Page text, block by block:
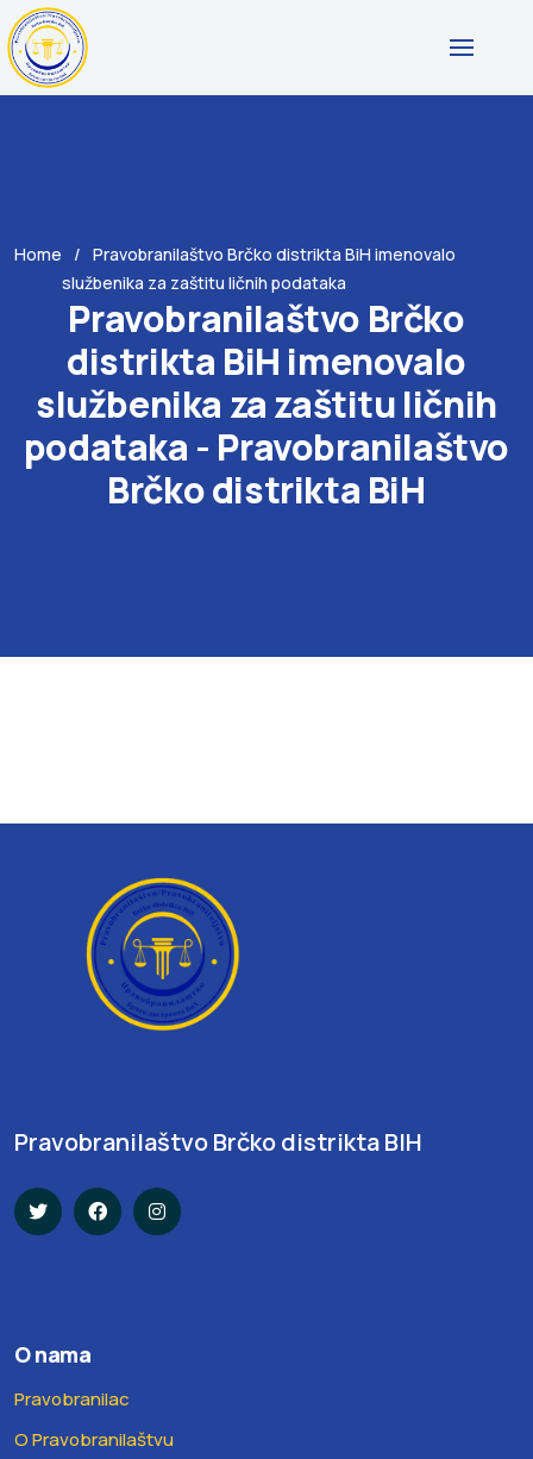
Home
Pravobranilaštvo Brčko distrikta BiH imenovalo
službenika za zaštitu ličnih podataka
Pravobranilaštvo Brčko
distrikta BiH imenovalo
službenika za zaštitu ličnih
podataka - Pravobranilaštvo
Brčko distrikta BiH
Pravobranilaštvo Brčko distrikta BIH
O nama
Pravobranilac
O Pravobranilaštvu